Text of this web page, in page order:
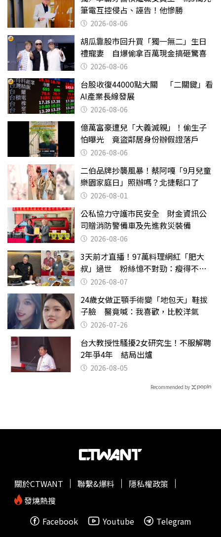
筆電互控侵占、誣告！他慘勝
2026-08-06
胡瓜靠股市回升買「獨一無二」生日
禮寵妻 自爆偷拿百萬現金搞砸驚喜
2026-08-06
台股收復44000點大關 「二關鍵」看
AI產業長線發展
2026-08-06
億萬富豪遭兒「大義滅親」！偷生子
怕曝光 竟盜鄰居身份辦假證落戶
2026-08-06
二伯品牌抄襲風暴！蔡阿嘎「9月兒童
樂園家庭日」照辦嗎？北捷鬆口了
2026-08-01
公私協力守護市民安全 財金資訊公
司贈消防警備車及先進救災裝備
2026-08-06
3天前才直播！97萬料理網紅「肥大
叔」過世 粉絲憶不對勁：瘦得不合
理 2026-08-07
24歲女做正顎手術變「地包天」鞋拔
子臉 醫竟喊：我喜歡，比較洋氣
2026-07-26
台大教授性騷擾2女研究生！不服解聘
2年爭4年 結局出爐
2026-08-05
Recommended by
關於CTWANT 聯繫&爆料
隱私權政策
發燒熱搜
Facebook
Youtube Telegram